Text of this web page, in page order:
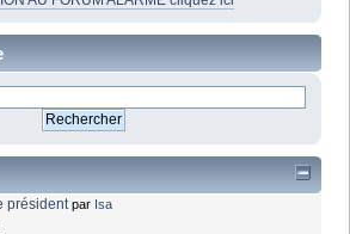
président par Isa